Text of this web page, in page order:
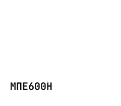
МПЕ600Н